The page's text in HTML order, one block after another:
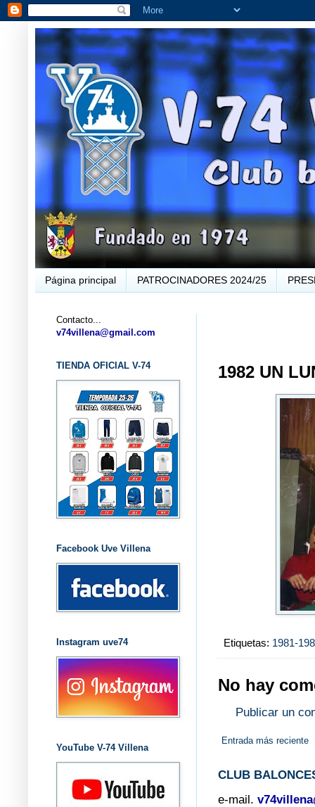
Página principal PATROCINADORES 2024/25
1982 UN
Etiquetas: 1981-
No hay
Publicar un
Entrada más reciente
CLUB
e-mail.
Contacto...
v74villena@gmail.com
TIENDA OFICIAL V-74
Facebook Uve Villena
Instagram uve74
YouTube V-74 Villena